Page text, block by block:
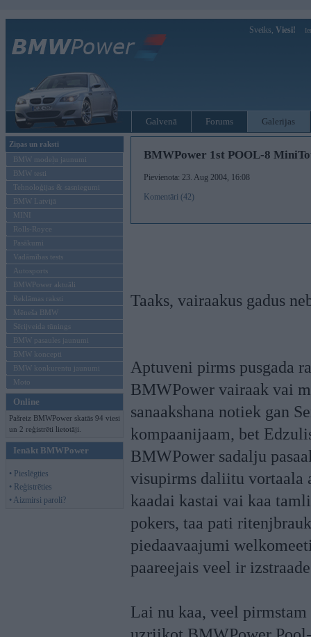
Sveiks, Viesi!
Galvenā Forums Galerijas
Ziņas un raksti
BMW modeļu jaunumi
BMW testi
Tehnoloģijas & sasniegumi
BMW Latvijā
MINI
Rolls-Royce
Pasākumi
Vadāmības tests
Autosports
BMWPower aktuāli
Reklāmas raksti
Mēneša BMW
Sērijveida tūnings
BMW pasaules jaunumi
BMW koncepti
BMW konkurentu jaunumi
Moto
Online
Pašreiz BMWPower skatās 94 viesi
un 2 reģistrēti lietotāji.
Ienākt BMWPower
• Pieslēgties
• Reģistrēties
• Aizmirsi paroli?
BMWPower 1st POOL-8
Pievienota: 23. Aug 2004, 16:08
Komentāri (42)
Taaks, vairaakus gadus
Aptuveni pirms pusgada
BMWPower vairaak vai
sanaakshana notiek gan
kompaanijaam, bet
BMWPower sadalju
visupirms daliitu vortaala
kaadai kastai vai kaa
pokers, taa pati
piedaavaajumi
paareejais veel ir
Lai nu kaa, veel